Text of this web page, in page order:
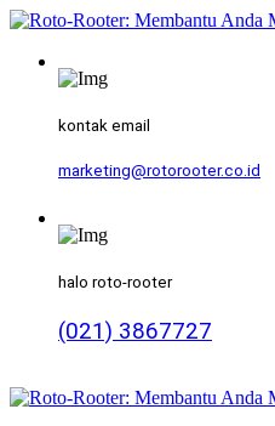
kontak email
marketing@rotorooter.co.id
halo roto-rooter
(021) 3867727